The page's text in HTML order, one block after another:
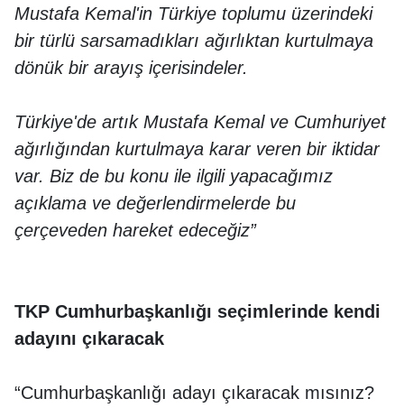
Mustafa Kemal'in Türkiye toplumu üzerindeki
bir türlü sarsamadıkları ağırlıktan kurtulmaya
dönük bir arayış içerisindeler.
Türkiye'de artık Mustafa Kemal ve Cumhuriyet
ağırlığından kurtulmaya karar veren bir iktidar
var. Biz de bu konu ile ilgili yapacağımız
açıklama ve değerlendirmelerde bu
çerçeveden hareket edeceğiz”
TKP Cumhurbaşkanlığı seçimlerinde kendi
adayını çıkaracak
“Cumhurbaşkanlığı adayı çıkaracak mısınız?